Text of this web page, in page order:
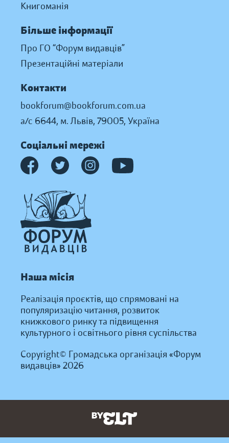
Книгоманія
Більше інформації
Про ГО “Форум видавців”
Презентаційні матеріали
Контакти
bookforum@bookforum.com.ua
а/с 6644, м. Львів, 79005, Україна
Соціальні мережі
Наша місія
Реалізація проєктів, що спрямовані на
популяризацію читання, розвиток
книжкового ринку та підвищення
культурного і освітнього рівня суспільства
Copyright© Громадська організація «Форум
видавців» 2026